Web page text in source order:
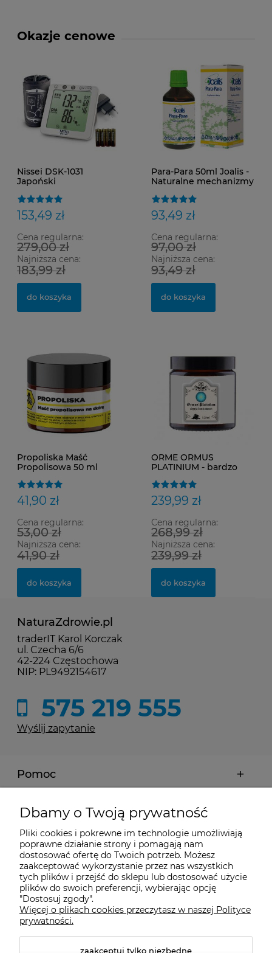
Okazje cenowe
Nissei DSK-1031
Japoński
naramienny z
zasilaczem i bateriami
153,49 zł
Cena regularna:
279,00 zł
Najniższa cena:
183,99 zł
do koszyka
Para-Para 50ml Joalis -
Naturalne mechanizmy
93,49 zł
Cena regularna:
97,00 zł
Najniższa cena:
93,49 zł
do koszyka
Propoliska Maść
Propolisowa 50 ml
41,90 zł
Cena regularna:
53,00 zł
Najniższa cena:
41,90 zł
do koszyka
ORME ORMUS
PLATINIUM - bardzo
dodatkiem
prawdziwego złota 120
ml
239,99 zł
Cena regularna:
268,99 zł
Najniższa cena:
239,99 zł
do koszyka
NaturaZdrowie.pl
traderIT Karol Korczak
ul. Czecha 6/6
42-224 Częstochowa
NIP: PL9492154617
575 219 555
Wyślij zapytanie
Pomoc
Moje konto
Płatności i dostawa
Informacje
O nas
Dbamy o Twoją prywatność
Pliki cookies i pokrewne im technologie umożliwiają
poprawne działanie strony i pomagają nam
dostosować ofertę do Twoich potrzeb. Możesz
zaakceptować wykorzystanie przez nas wszystkich
tych plików i przejść do sklepu lub dostosować użycie
plików do swoich preferencji, wybierając opcję
"Dostosuj zgody".
Więcej o plikach cookies przeczytasz w naszej Polityce
prywatności.
zaakceptuj tylko niezbędne